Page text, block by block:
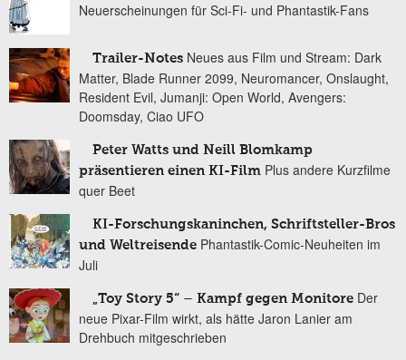
Neuerscheinungen für Sci-Fi- und Phantastik-Fans
Trailer-Notes Neues aus Film und Stream: Dark
Matter, Blade Runner 2099, Neuromancer, Onslaught,
Resident Evil, Jumanji: Open World, Avengers:
Doomsday, Ciao UFO
Peter Watts und Neill Blomkamp
präsentieren einen KI-Film Plus andere Kurzfilme
quer Beet
KI-Forschungskaninchen, Schriftsteller-Bros
und Weltreisende Phantastik-Comic-Neuheiten im
Juli
„Toy Story 5“ – Kampf gegen Monitore Der
neue Pixar-Film wirkt, als hätte Jaron Lanier am
Drehbuch mitgeschrieben